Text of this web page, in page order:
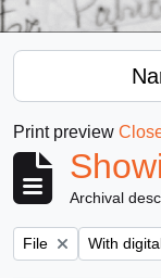
Print preview
Archival
Remove filter:
File Remove
With